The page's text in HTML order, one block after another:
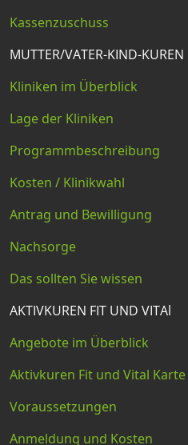
Kassenzuschuss
MUTTER/VATER-KIND-KUREN
Kliniken im Überblick
Lage der Kliniken
Programmbeschreibung
Kosten / Klinikwahl
Antrag und Bewilligung
Nachsorge
Das sollten Sie wissen
AKTIVKUREN FIT UND VITAl
Angebote im Überblick
Aktivkuren Fit und Vital Karte
Voraussetzungen
Anmeldung und Kosten